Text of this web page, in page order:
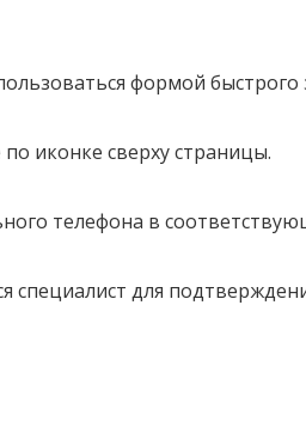
формой быстрого
иконке сверху страницы.
телефона в
специалист для